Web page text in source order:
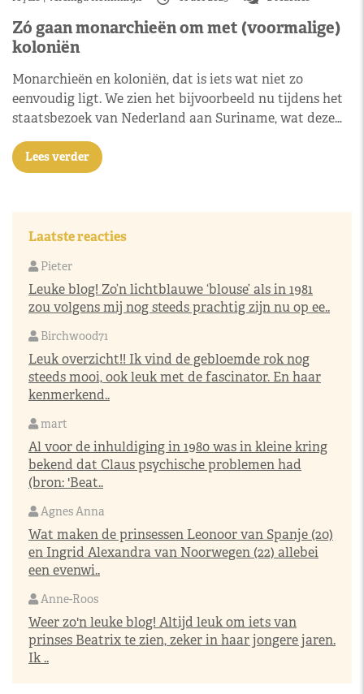
Zó gaan monarchieën om met (voormalige)
koloniën
Monarchieën en koloniën, dat is iets wat niet zo
eenvoudig ligt. We zien het bijvoorbeeld nu tijdens het
staatsbezoek van Nederland aan Suriname, wat deze…
Lees verder
Laatste reacties
Pieter
Leuke blog! Zo’n lichtblauwe ‘blouse’ als in 1981
zou volgens mij nog steeds prachtig zijn nu op ee..
Birchwood71
Leuk overzicht!! Ik vind de gebloemde rok nog
steeds mooi, ook leuk met de fascinator. En haar
kenmerkend..
mart
Al voor de inhuldiging in 1980 was in kleine kring
bekend dat Claus psychische problemen had
(bron: 'Beat..
Agnes Anna
Wat maken de prinsessen Leonoor van Spanje (20)
en Ingrid Alexandra van Noorwegen (22) allebei
een evenwi..
Anne-Roos
Weer zo'n leuke blog! Altijd leuk om iets van
prinses Beatrix te zien, zeker in haar jongere jaren.
Ik ..